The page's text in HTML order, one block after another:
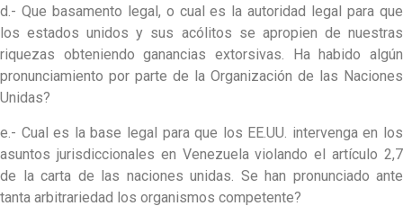
d.- Que basamento legal, o cual es la autoridad legal para que
los estados unidos y sus acólitos se apropien de nuestras
riquezas obteniendo ganancias extorsivas. Ha habido algún
pronunciamiento por parte de la Organización de las Naciones
Unidas?
e.- Cual es la base legal para que los EE.UU. intervenga en los
asuntos jurisdiccionales en Venezuela violando el artículo 2,7
de la carta de las naciones unidas. Se han pronunciado ante
tanta arbitrariedad los organismos competente?